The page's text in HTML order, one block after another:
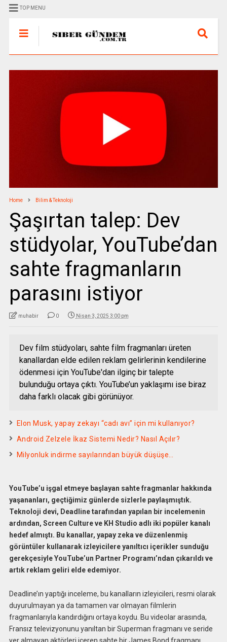
TOP MENU
Home Bilim & Teknoloji
Şaşırtan talep: Dev
stüdyolar, YouTube’dan
sahte fragmanların
parasını istiyor
muhabir 0 Nisan 3, 2025 3:00 pm
Dev film stüdyoları, sahte film fragmanları üreten
kanallardan elde edilen reklam gelirlerinin kendilerine
ödenmesi için YouTube'dan ilginç bir talepte
bulunduğu ortaya çıktı. YouTube’un yaklaşımı ise biraz
daha farklı olacak gibi görünüyor.
Elon Musk, yapay zekayı “cadı avı” için mi kullanıyor?
Android Zelzele İkaz Sistemi Nedir? Nasıl Açılır?
Milyonluk indirme sayılarından büyük düşüşe…
YouTube’u işgal etmeye başlayan sahte fragmanlar hakkında
yaşananları, geçtiğimiz günlerde sizlerle paylaşmıştık.
Teknoloji devi, Deadline tarafından yapılan bir incelemenin
ardından, Screen Culture ve KH Studio adlı iki popüler kanalı
hedef almıştı. Bu kanallar, yapay zeka ve düzenlenmiş
görüntüler kullanarak izleyicilere yanıltıcı içerikler sunduğu
gerekçesiyle YouTube’un Partner Programı’ndan çıkarıldı ve
artık reklam geliri elde edemiyor.
Deadline’ın yaptığı inceleme, bu kanalların izleyicileri, resmi olarak
duyurulmayan ya da tamamen var olmayan filmlerin
fragmanlarıyla kandırdığını ortaya koydu. Bu videolar arasında,
Fransız televizyonunu yanıltan bir Superman fragmanı ve seride
yer almayan aktörleri içeren sahte bir James Bond fragmanı